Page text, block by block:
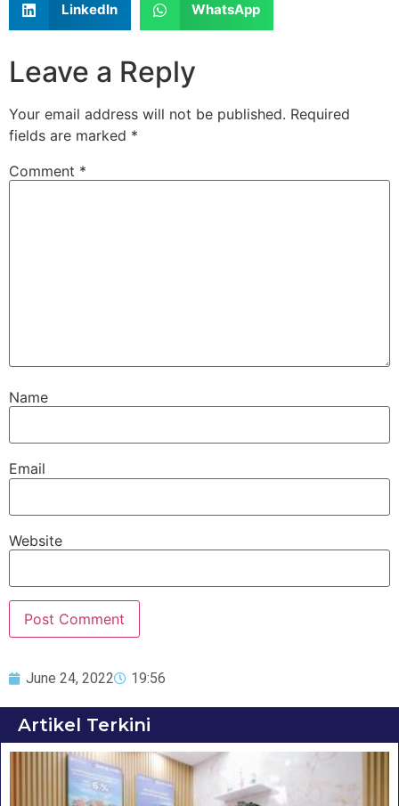
LinkedIn WhatsApp
Leave a Reply
Your email address will not be published. Required
fields are marked *
Comment *
Name
Email
Website
June 24, 2022 19:56
Artikel Terkini